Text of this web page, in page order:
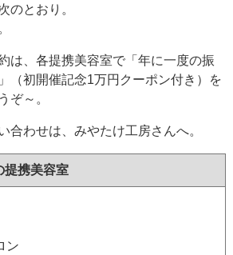
のとおり。
は、各提携美容室で「年に一度の振
（初開催記念1万円クーポン付き）を
ぞ～。
合わせは、みやたけ工房さんへ。
提携美容室
ン